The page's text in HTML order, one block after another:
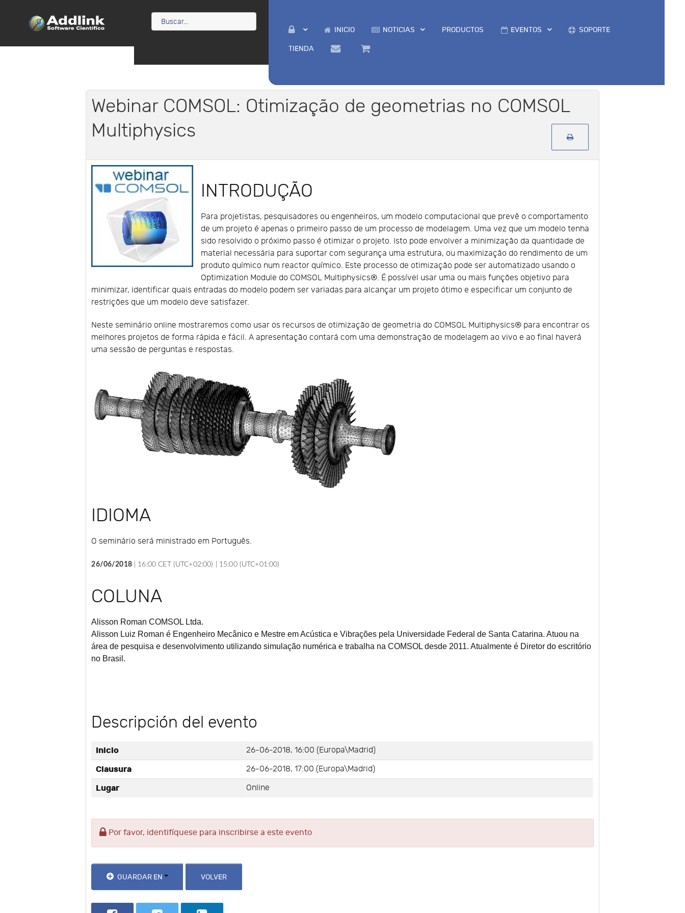
INICIO NOTICIAS PRODUCTOS EVENTOS SOPORTE
TIENDA
Webinar COMSOL: Otimização de geometrias no COMSOL
Multiphysics
INTRODUÇÃO
Para projetistas, pesquisadores ou engenheiros, um modelo computacional que prevê o comportamento
de um projeto é apenas o primeiro passo de um processo de modelagem. Uma vez que um modelo tenha
sido resolvido o próximo passo é otimizar o projeto. Isto pode envolver a minimização da quantidade de
material necessária para suportar com segurança uma estrutura, ou maximização do rendimento de um
produto químico num reactor químico. Este processo de otimização pode ser automatizado usando o
Optimization Module do COMSOL Multiphysics®. É possível usar uma ou mais funções objetivo para
minimizar, identificar quais entradas do modelo podem ser variadas para alcançar um projeto ótimo e especificar um conjunto de
restrições que um modelo deve satisfazer.
Neste seminário online mostraremos como usar os recursos de otimização de geometria do COMSOL Multiphysics® para encontrar os
melhores projetos de forma rápida e fácil. A apresentação contará com uma demonstração de modelagem ao vivo e ao final haverá
uma sessão de perguntas e respostas.
IDIOMA
O seminário será ministrado em Português.
26/06/2018| 16:00 CET (UTC+02:00) | 15:00 (UTC+01:00)
COLUNA
Alisson Roman COMSOL Ltda.
Alisson Luiz Roman é Engenheiro Mecânico e Mestre em Acústica e Vibrações pela Universidade Federal de Santa Catarina. Atuou na
área de pesquisa e desenvolvimento utilizando simulação numérica e trabalha na COMSOL desde 2011. Atualmente é Diretor do escritório
no Brasil.
Descripción del evento
Inicio 26-06-2018, 16:00 (Europa\Madrid)
Clausura 26-06-2018, 17:00 (Europa\Madrid)
Lugar Online
Por favor, identifíquese para inscribirse a este evento
GUARDAR EN VOLVER